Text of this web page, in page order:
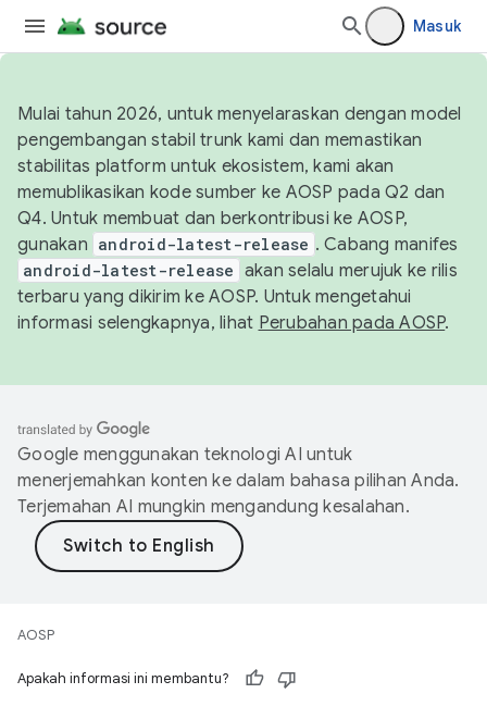
Masuk
Mulai tahun 2026, untuk menyelaraskan dengan model
pengembangan stabil trunk kami dan memastikan
stabilitas platform untuk ekosistem, kami akan
memublikasikan kode sumber ke AOSP pada Q2 dan
Q4. Untuk membuat dan berkontribusi ke AOSP,
gunakan android-latest-release . Cabang manifes
android-latest-release akan selalu merujuk ke rilis
terbaru yang dikirim ke AOSP. Untuk mengetahui
informasi selengkapnya, lihat Perubahan pada AOSP.
Google menggunakan teknologi AI untuk
menerjemahkan konten ke dalam bahasa pilihan Anda.
Terjemahan AI mungkin mengandung kesalahan.
AOSP
Apakah informasi ini membantu?